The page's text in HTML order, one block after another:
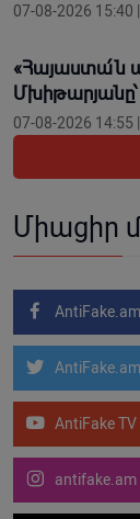
07-08-2026 15:40 |
«Հայաստա՛ն
07-08-2026 14:55 |
Միացիր
AntiFake.am
AntiFake.am
AntiFake TV
antifake.am